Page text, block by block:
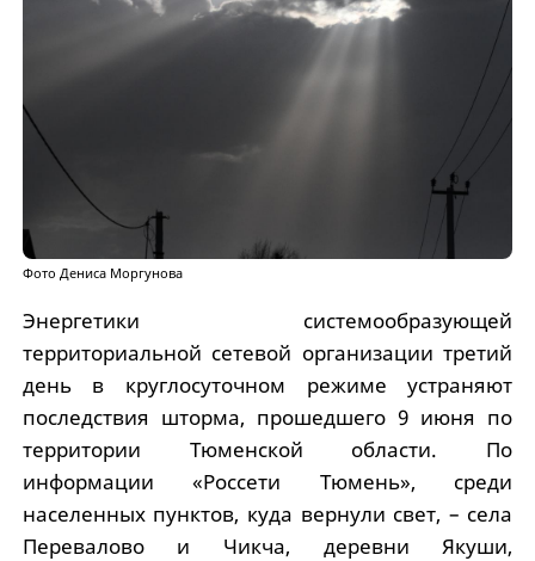
Фото Дениса Моргунова
Энергетики системообразующей
территориальной сетевой организации третий
день в круглосуточном режиме устраняют
последствия шторма, прошедшего 9 июня по
территории Тюменской области. По
информации «Россети Тюмень», среди
населенных пунктов, куда вернули свет, – села
Перевалово и Чикча, деревни Якуши,